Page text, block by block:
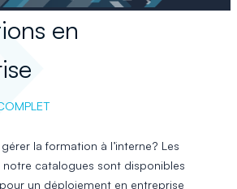
en
la formation à l’interne? Les
catalogues sont disponibles
un déploiement en entreprise